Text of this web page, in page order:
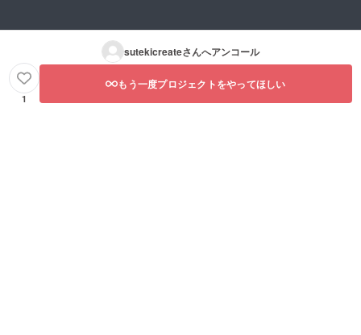
sutekicreateさんへアンコール
1
もう一度プロジェクトをやってほしい